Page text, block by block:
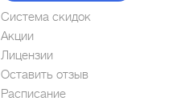
Система скидок
Акции
Лицензии
Оставить отзыв
Расписание